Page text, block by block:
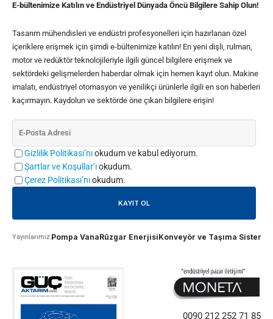
E-bültenimize Katılın ve Endüstriyel Dünyada Öncü Bilgilere Sahip Olun!
Tasarım mühendisleri ve endüstri profesyonelleri için hazırlanan özel
içeriklere erişmek için şimdi e-bültenimize katılın! En yeni dişli, rulman,
motor ve redüktör teknolojileriyle ilgili güncel bilgilere erişmek ve
sektördeki gelişmelerden haberdar olmak için hemen kayıt olun. Makine
imalatı, endüstriyel otomasyon ve yenilikçi ürünlerle ilgili en son haberleri
kaçırmayın. Kaydolun ve sektörde öne çıkan bilgilere erişin!
Gizlilik Politikası’nıokudum ve kabul ediyorum.
Şartlar ve Koşullar’ıokudum.
Çerez Politikası’nıokudum.
Yayınlarımız:Pompa VanaRüzgar EnerjisiKonveyör ve Taşıma
0090 212 252 71 85